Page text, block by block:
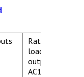
Rated
load
outputs
AC1